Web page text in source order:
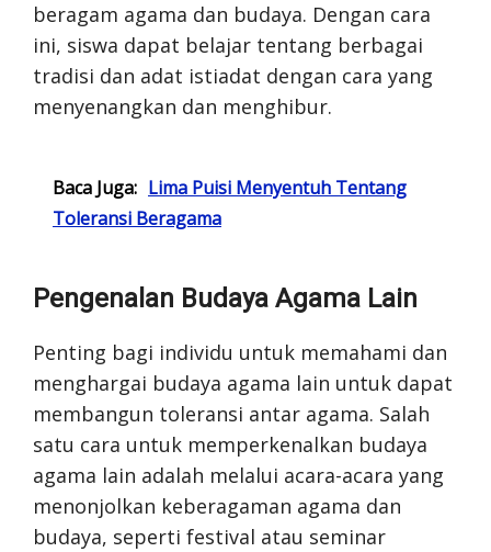
beragam agama dan budaya. Dengan cara
ini, siswa dapat belajar tentang berbagai
tradisi dan adat istiadat dengan cara yang
menyenangkan dan menghibur.
Baca Juga: Lima Puisi Menyentuh Tentang
Toleransi Beragama
Pengenalan Budaya Agama Lain
Penting bagi individu untuk memahami dan
menghargai budaya agama lain untuk dapat
membangun toleransi antar agama. Salah
satu cara untuk memperkenalkan budaya
agama lain adalah melalui acara-acara yang
menonjolkan keberagaman agama dan
budaya, seperti festival atau seminar